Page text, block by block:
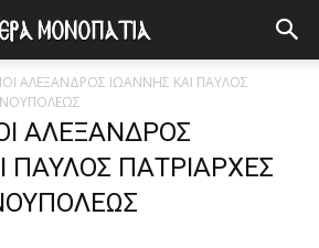
ΑΛΕΞΑΝΔΡΟΣ ΙΩΑΝΝΗΣ ΚΑΙ ΠΑΥΛΟΣ
ΑΛΕΞΑΝΔΡΟΣ
ΠΑΥΛΟΣ ΠΑΤΡΙΑΡΧΕΣ